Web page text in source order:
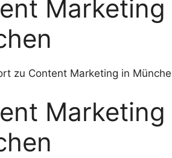
Marketing
zu Content Marketing in
Marketing